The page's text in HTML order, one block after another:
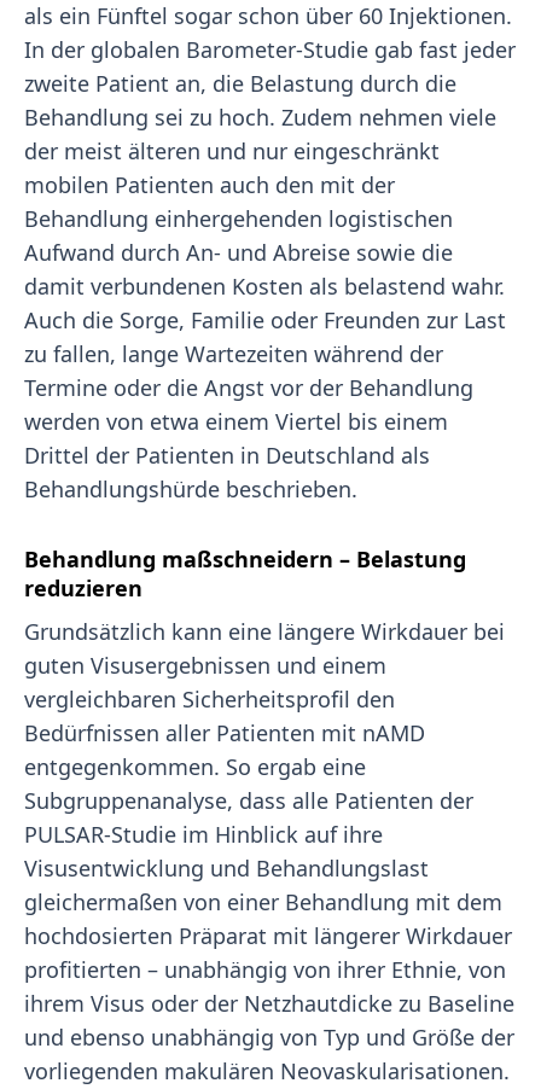
als ein Fünftel sogar schon über 60 Injektionen.
In der globalen Barometer-Studie gab fast jeder
zweite Patient an, die Belastung durch die
Behandlung sei zu hoch. Zudem nehmen viele
der meist älteren und nur eingeschränkt
mobilen Patienten auch den mit der
Behandlung einhergehenden logistischen
Aufwand durch An- und Abreise sowie die
damit verbundenen Kosten als belastend wahr.
Auch die Sorge, Familie oder Freunden zur Last
zu fallen, lange Wartezeiten während der
Termine oder die Angst vor der Behandlung
werden von etwa einem Viertel bis einem
Drittel der Patienten in Deutschland als
Behandlungshürde beschrieben.
Behandlung maßschneidern – Belastung
reduzieren
Grundsätzlich kann eine längere Wirkdauer bei
guten Visusergebnissen und einem
vergleichbaren Sicherheitsprofil den
Bedürfnissen aller Patienten mit nAMD
entgegenkommen. So ergab eine
Subgruppenanalyse, dass alle Patienten der
PULSAR-Studie im Hinblick auf ihre
Visusentwicklung und Behandlungslast
gleichermaßen von einer Behandlung mit dem
hochdosierten Präparat mit längerer Wirkdauer
profitierten – unabhängig von ihrer Ethnie, von
ihrem Visus oder der Netzhautdicke zu Baseline
und ebenso unabhängig von Typ und Größe der
vorliegenden makulären Neovaskularisationen.